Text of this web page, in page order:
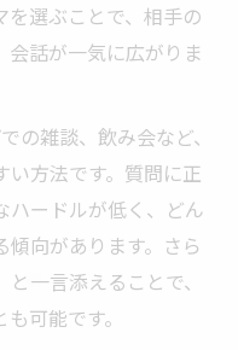
選ぶことで、相手の
話が一気に広がりま
の雑談、飲み会など、
方法です。質問に正
ハードルが低く、どん
向があります。さら
一言添えることで、
可能です。